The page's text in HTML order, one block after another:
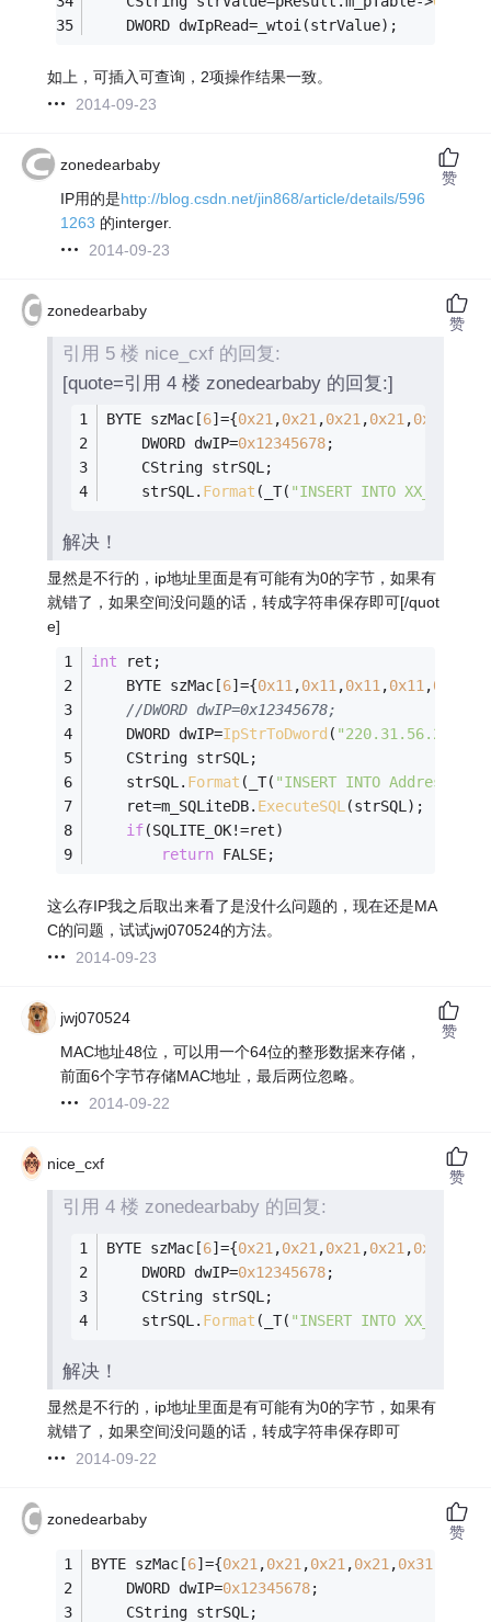
	DWORD dwIpRead=_wtoi(strValue);
如上，可插入可查询，2项操作结果一致。
2014-09-23
zonedearbaby
IP用的是http://blog.csdn.net/jin868/article/details/596
1263 的interger.
2014-09-23
赞
zonedearbaby
引用 5 楼 nice_cxf 的回复:
[quote=引用 4 楼 zonedearbaby 的回复:]
BYTE szMac[6]={0x21 ,0x21 ,0x21 ,0x21 ,0x31
	DWORD dwIP=
0x12345678;
	CString strSQL;
	strSQL.
Format (_T( "INSERT INTO
解决！
显然是不行的，ip地址里面是有可能有为0的字节，如果有
就错了，如果空间没问题的话，转成字符串保存即可[/quot
e]
int ret;
	BYTE szMac[
6]={0x11 ,0x11 ,0x11 ,0x11 ,0x11
//DWORD dwIP=0x12345678;
	DWORD dwIP=
IpStrToDword ( "220.31.56.24"
	CString strSQL;
	strSQL.
Format (_T( "INSERT INTO
	ret=m_SQLiteDB.
ExecuteSQL (strSQL);
if(SQLITE_OK!=ret)
return FALSE;
这么存IP我之后取出来看了是没什么问题的，现在还是MA
C的问题，试试jwj070524的方法。
2014-09-23
赞
jwj070524
MAC地址48位，可以用一个64位的整形数据来存储，
前面6个字节存储MAC地址，最后两位忽略。
2014-09-22
赞
nice_cxf
引用 4 楼 zonedearbaby 的回复:
BYTE szMac[6]={0x21 ,0x21 ,0x21 ,0x21 ,0x31
	DWORD dwIP=
0x12345678;
	CString strSQL;
	strSQL.
Format (_T( "INSERT INTO
解决！
显然是不行的，ip地址里面是有可能有为0的字节，如果有
就错了，如果空间没问题的话，转成字符串保存即可
2014-09-22
赞
zonedearbaby
BYTE szMac[6]={0x21 ,0x21 ,0x21 ,0x21 ,0x31
	DWORD dwIP=
0x12345678;
	CString strSQL;
赞